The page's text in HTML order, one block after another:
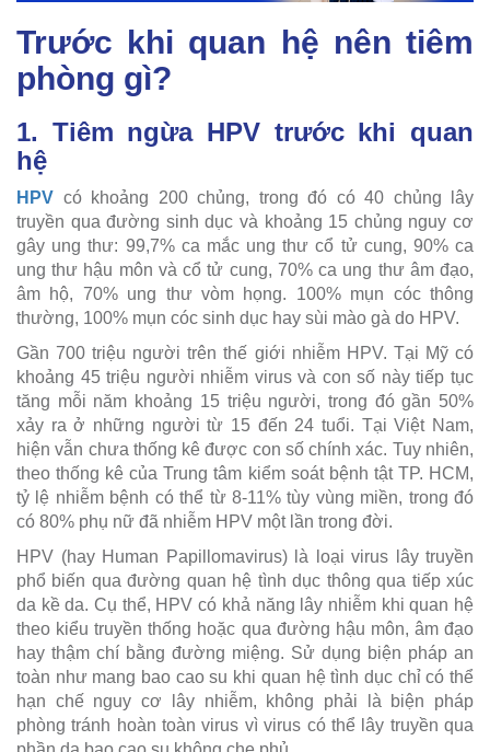
Trước khi quan hệ nên tiêm
phòng gì?
1. Tiêm ngừa HPV trước khi quan
hệ
HPV có khoảng 200 chủng, trong đó có 40 chủng lây
truyền qua đường sinh dục và khoảng 15 chủng nguy cơ
gây ung thư: 99,7% ca mắc ung thư cổ tử cung, 90% ca
ung thư hậu môn và cổ tử cung, 70% ca ung thư âm đạo,
âm hộ, 70% ung thư vòm họng. 100% mụn cóc thông
thường, 100% mụn cóc sinh dục hay sùi mào gà do HPV.
Gần 700 triệu người trên thế giới nhiễm HPV. Tại Mỹ có
khoảng 45 triệu người nhiễm virus và con số này tiếp tục
tăng mỗi năm khoảng 15 triệu người, trong đó gần 50%
xảy ra ở những người từ 15 đến 24 tuổi. Tại Việt Nam,
hiện vẫn chưa thống kê được con số chính xác. Tuy nhiên,
theo thống kê của Trung tâm kiểm soát bệnh tật TP. HCM,
tỷ lệ nhiễm bệnh có thể từ 8-11% tùy vùng miền, trong đó
có 80% phụ nữ đã nhiễm HPV một lần trong đời.
HPV (hay Human Papillomavirus) là loại virus lây truyền
phổ biến qua đường quan hệ tình dục thông qua tiếp xúc
da kề da. Cụ thể, HPV có khả năng lây nhiễm khi quan hệ
theo kiểu truyền thống hoặc qua đường hậu môn, âm đạo
hay thậm chí bằng đường miệng. Sử dụng biện pháp an
toàn như mang bao cao su khi quan hệ tình dục chỉ có thể
hạn chế nguy cơ lây nhiễm, không phải là biện pháp
phòng tránh hoàn toàn virus vì virus có thể lây truyền qua